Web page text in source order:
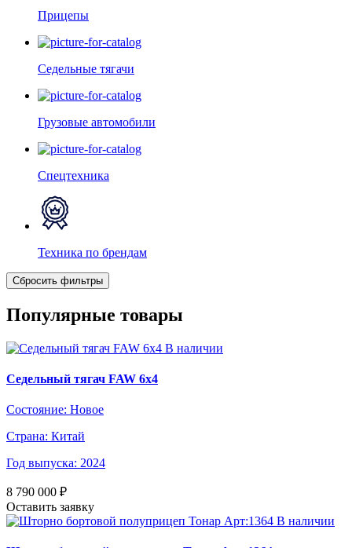
Прицепы
Седельные тягачи
Грузовые автомобили
Спецтехника
Техника по брендам
Популярные товары
В наличии
Седельный тягач FAW 6х4
Состояние: Новое
Страна: Китай
Год выпуска: 2024
8 790 000 ₽
Оставить заявку
В наличии